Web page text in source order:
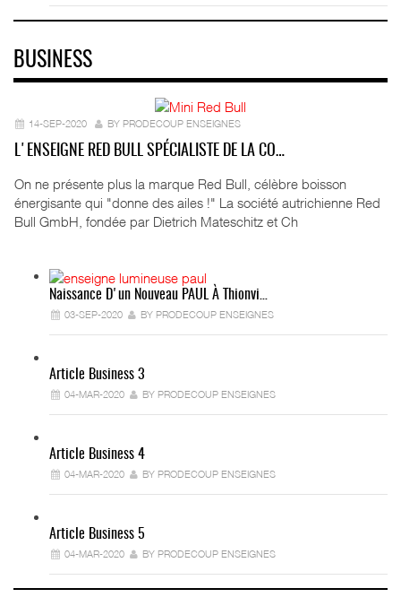
BUSINESS
14-SEP-2020 BY PRODECOUP ENSEIGNES
L'ENSEIGNE RED BULL SPÉCIALISTE DE LA CO…
On ne présente plus la marque Red Bull, célèbre boisson
énergisante qui "donne des ailes !" La société autrichienne Red
Bull GmbH, fondée par Dietrich Mateschitz et Ch
Naissance D'un Nouveau PAUL À Thionvi…
03-SEP-2020 BY PRODECOUP ENSEIGNES
Article Business 3
04-MAR-2020 BY PRODECOUP ENSEIGNES
Article Business 4
04-MAR-2020 BY PRODECOUP ENSEIGNES
Article Business 5
04-MAR-2020 BY PRODECOUP ENSEIGNES